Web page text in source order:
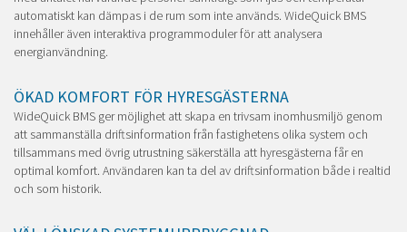
automatiskt kan dämpas i de rum som inte används. WideQuick BMS
innehåller även interaktiva programmoduler för att analysera
energianvändning.
ÖKAD KOMFORT FÖR HYRESGÄSTERNA
WideQuick BMS ger möjlighet att skapa en trivsam inomhusmiljö genom
att sammanställa driftsinformation från fastighetens olika system och
tillsammans med övrig utrustning säkerställa att hyresgästerna får en
optimal komfort. Användaren kan ta del av driftsinformation både i realtid
och som historik.